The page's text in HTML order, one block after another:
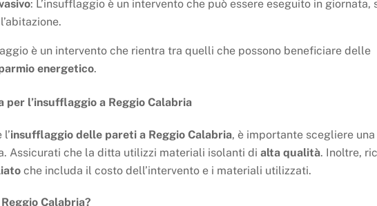
: L’insufflaggio è un intervento che può essere eseguito in giornata,
è un intervento che rientra tra quelli che possono beneficiare delle
energetico.
l’insufflaggio a Reggio Calabria
insufflaggio delle pareti a Reggio Calabria, è importante scegliere
Assicurati che la ditta utilizzi materiali isolanti di alta qualità. Inoltre,
che includa il costo dell’intervento e i materiali utilizzati.
Calabria?